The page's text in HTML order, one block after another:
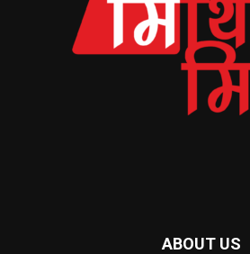
ABOUT US